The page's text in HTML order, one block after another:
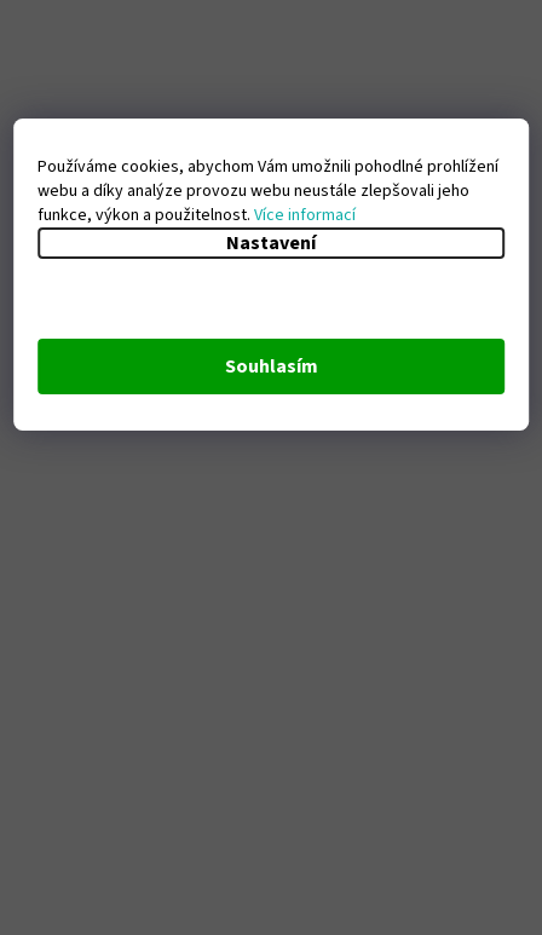
Používáme cookies, abychom Vám umožnili pohodlné prohlížení
webu a díky analýze provozu webu neustále zlepšovali jeho
funkce, výkon a použitelnost.Více informací
Nastavení
Souhlasím